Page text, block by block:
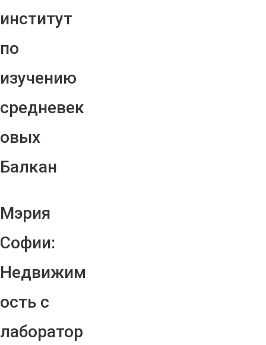
институт
по
изучению
средневек
овых
Балкан
Мэрия
Софии:
Недвижим
ость с
лаборатор